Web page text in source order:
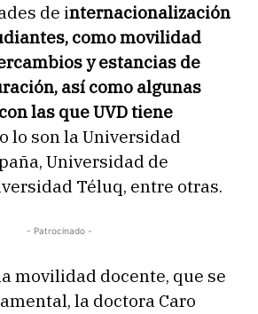
de internacionalización
como movilidad
y estancias de
así como algunas
las que UVD tiene
lo son la Universidad
Universidad de
Téluq, entre otras.
- Patrocinado -
movilidad docente, que se
la doctora Caro